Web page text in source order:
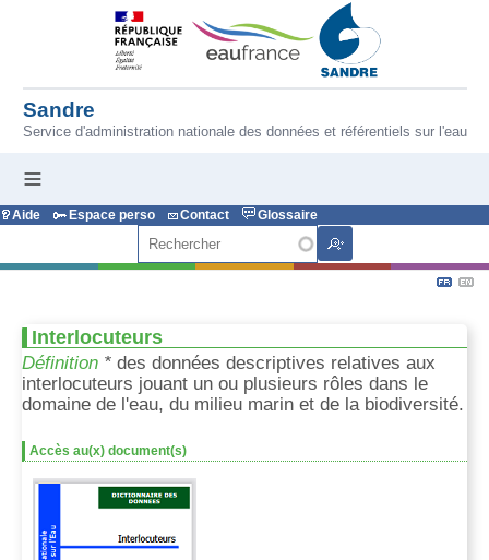
Aller au contenu principal
Sandre
Service d'administration nationale des données et référentiels sur l'eau
Aide Espace perso Contact
Glossaire
Interlocuteurs
Définition * des données descriptives relatives aux
interlocuteurs jouant un ou plusieurs rôles dans le
domaine de l'eau, du milieu marin et de la biodiversité.
Accès au(x) document(s)